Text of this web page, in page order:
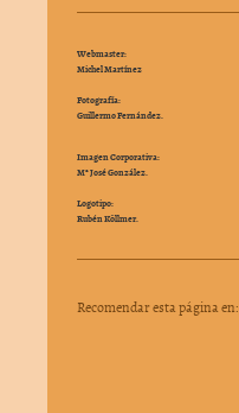
Webmaster:
Michel Martínez
Fotografía:
Guillermo Fernández.
Imagen Corporativa:
Mª José González.
Logotipo:
Rubén Köllmer.
Recomendar esta página en: